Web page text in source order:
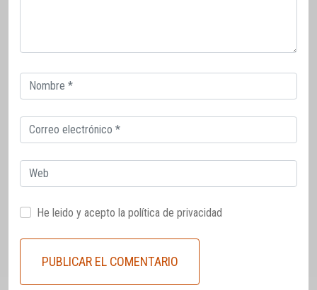
Correo
electrónico
Correo
electrónico
Web
He leido y acepto la política de privacidad